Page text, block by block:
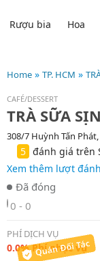
Rượu bia Hoa
Home TP. HCM
CAFÉ/DESSERT
TRÀ SỮA
308/7 Huỳnh Tấn Phát,
5 đánh giá trên
Xem thêm lượt
0 - 0
PHÍ DỊCH VỤ
0.0% Phí phục vụ